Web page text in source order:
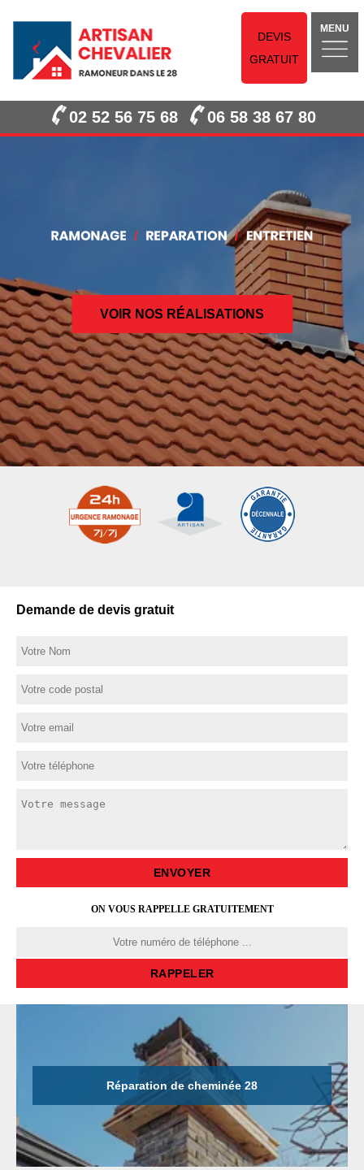
DEVIS
GRATUIT
MENU
02 52 56 75 68 06 58 38 67 80
VOIR NOS RÉALISATIONS
Demande de devis gratuit
ON VOUS RAPPELLE GRATUITEMENT
Réparation de cheminée 28